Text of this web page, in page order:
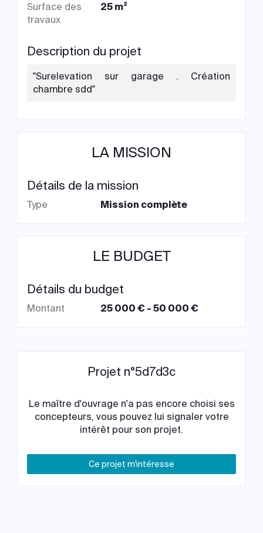
Surface des
travaux
25 m²
Description du projet
"Surelevation sur garage . Création
chambre sdd"
LA MISSION
Détails de la mission
Type Mission complète
LE BUDGET
Détails du budget
Montant 25 000 € - 50 000 €
Projet n°5d7d3c
Le maître d'ouvrage n'a pas encore choisi ses
concepteurs, vous pouvez lui signaler votre
intérêt pour son projet.
Ce projet m'intéresse